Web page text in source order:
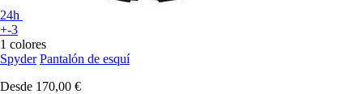
24h
+-3
1 colores
Spyder Pantalón de esquí
Desde 170,00 €